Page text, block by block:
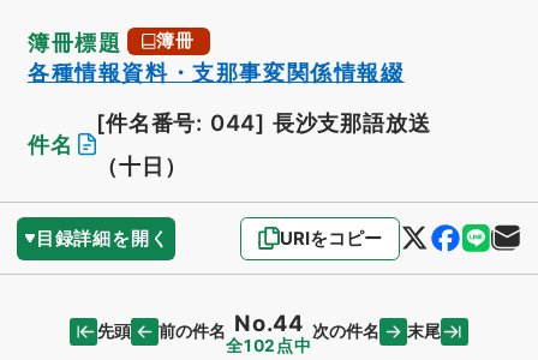
簿冊標題 簿冊
各種情報資料・支那事変関係情報綴
件名
[件名番号: 044] 長沙支那語放送
（十日）
目録詳細を開く URIをコピー
先頭 前の件名 No.44
全102点中
次の件名 末尾